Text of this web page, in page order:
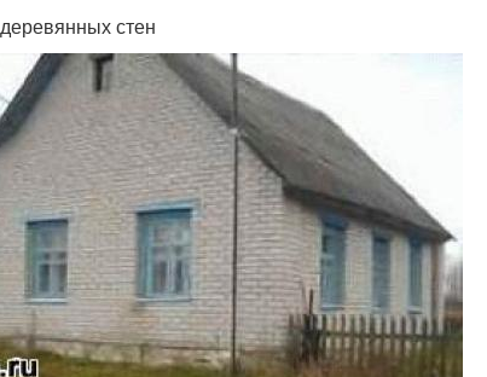
стен